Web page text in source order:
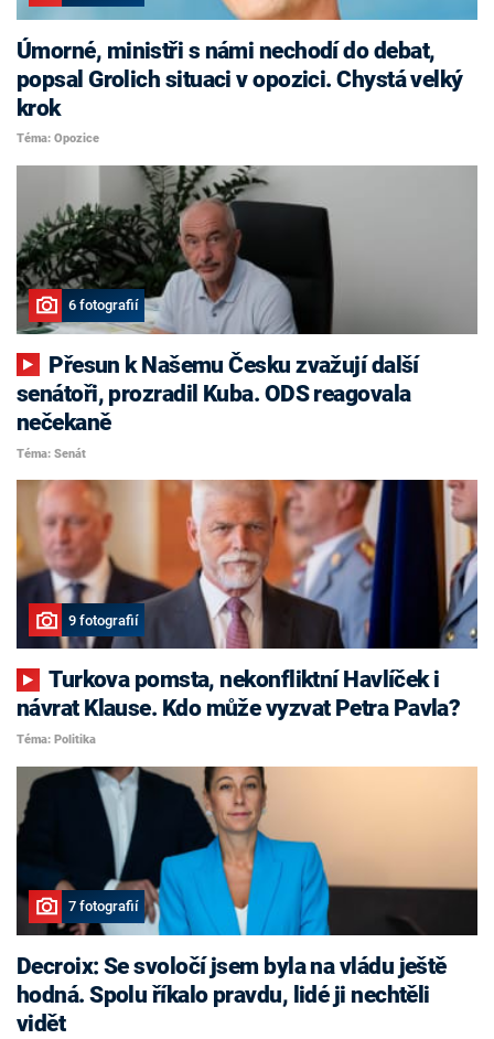
Úmorné, ministři s námi nechodí do debat,
popsal Grolich situaci v opozici. Chystá velký
krok
Téma: Opozice
6 fotografií
senátoři, prozradil Kuba. ODS reagovala
nečekaně
Téma: Senát
9 fotografií
Turkova pomsta, nekonfliktní Havlíček i
návrat Klause. Kdo může vyzvat Petra Pavla?
Téma: Politika
7 fotografií
Decroix: Se svoločí jsem byla na vládu ještě
hodná. Spolu říkalo pravdu, lidé ji nechtěli
vidět